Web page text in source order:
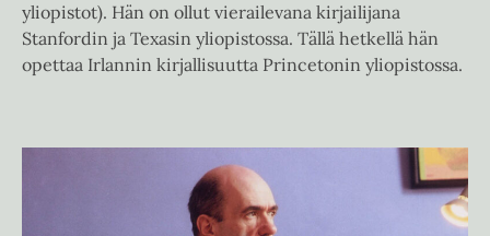
yliopistot). Hän on ollut vierailevana kirjailijana
Stanfordin ja Texasin yliopistossa. Tällä hetkellä hän
opettaa Irlannin kirjallisuutta Princetonin yliopistossa.